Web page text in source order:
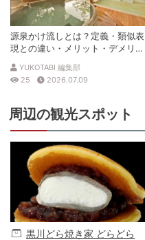
源泉かけ流しとは？定義・類似表
現との違い・メリット・デメリッ
トを解説
YUKOTABI 編集部
25
2026.07.09
周辺の観光スポット
黒川どら焼き家 どらどら